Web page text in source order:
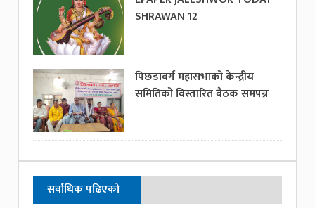
SHRAWAN 12
पिछडावर्ग महासभाको केन्द्रीय
समितिको विस्तारित बैठक समपन्न
सर्वाधिक पढिएको